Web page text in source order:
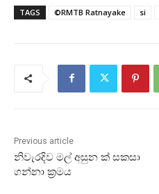
TAGS ©RMTB Ratnayake si
Previous article
නිවැරදිව මල් අසුන ක්‌ සකසා
ගන්නා ක්‍රමය